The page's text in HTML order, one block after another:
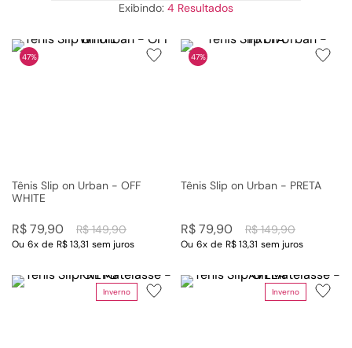
4
47%
Tênis Slip on Urban - OFF
WHITE
R$ 149,90
R$79,90
Ou 6x de R$ 13,31 sem juros
47%
Tênis Slip on Urban - PRETA
R$ 149,90
R$79,90
Ou 6x de R$ 13,31 sem juros
Inverno Inverno
10 º scarpin